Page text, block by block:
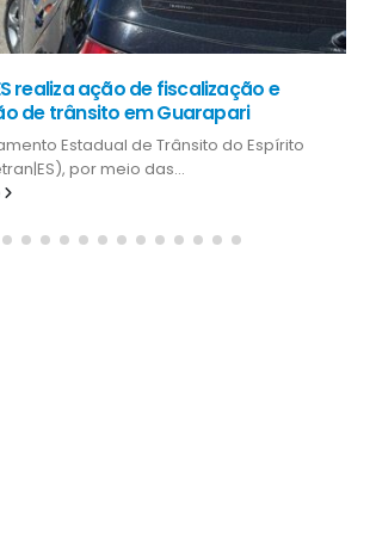
ação de fiscalização e
trânsito em Guarapari
Estadual de Trânsito do Espírito
por meio das...